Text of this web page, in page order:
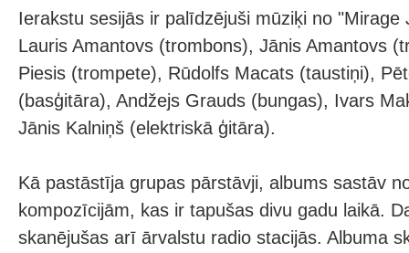
Ierakstu sesijās ir palīdzējuši mūziķi no "Mirage
Lauris Amantovs (trombons), Jānis Amantovs
Piesis (trompete), Rūdolfs Macats (taustiņi),
(basģitāra), Andžejs Grauds (bungas), Ivars
Jānis Kalniņš (elektriskā ģitāra).
Kā pastāstīja grupas pārstāvji, albums sastāv
kompozīcijām, kas ir tapušas divu gadu laikā.
skanējušas arī ārvalstu radio stacijās. Albuma